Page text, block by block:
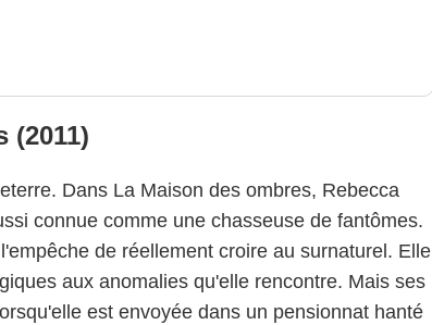
(2011)
Dans La Maison des ombres, Rebecca
connue comme une chasseuse de fantômes.
de réellement croire au surnaturel. Elle
aux anomalies qu'elle rencontre. Mais ses
est envoyée dans un pensionnat hanté